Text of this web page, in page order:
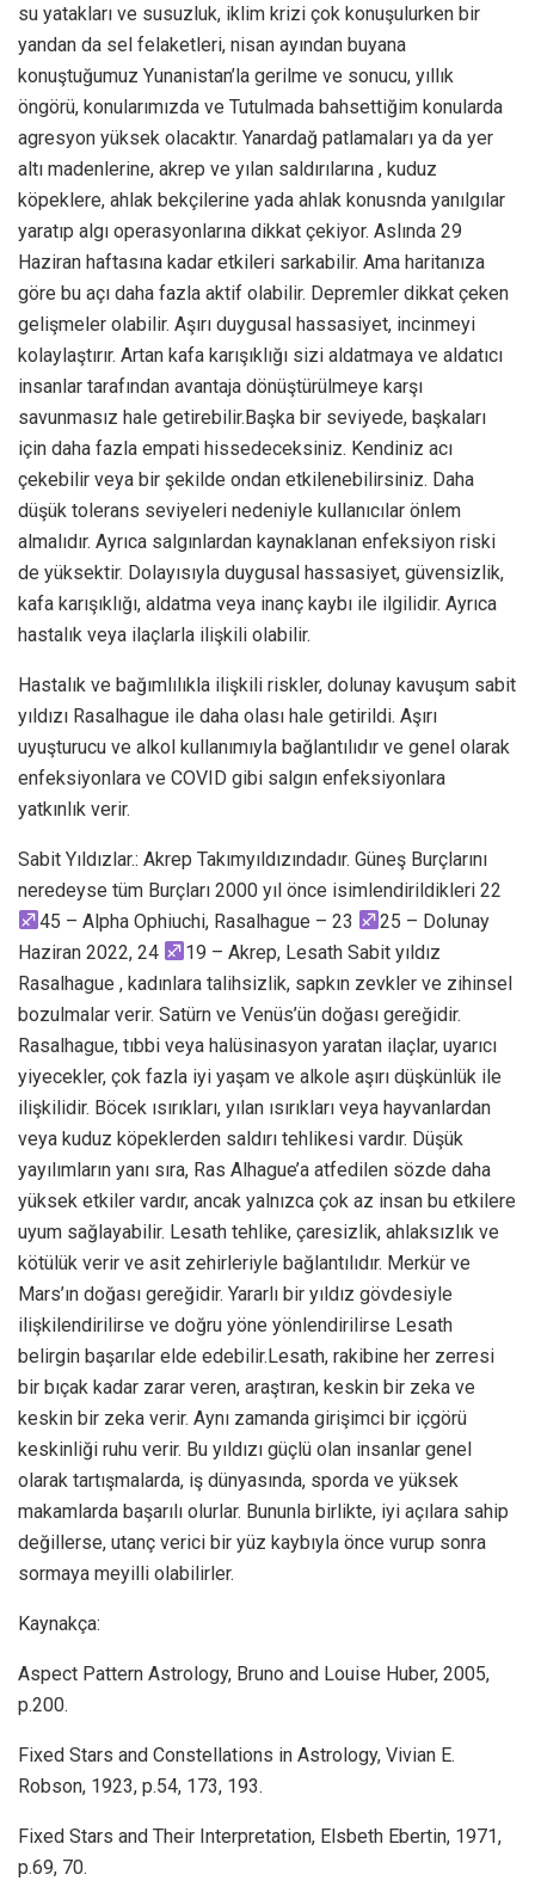
su yatakları ve susuzluk, iklim krizi çok konuşulurken bir
yandan da sel felaketleri, nisan ayından buyana
konuştuğumuz Yunanistan’la gerilme ve sonucu, yıllık
öngörü, konularımızda ve Tutulmada bahsettiğim konularda
agresyon yüksek olacaktır. Yanardağ patlamaları ya da yer
altı madenlerine, akrep ve yılan saldırılarına , kuduz
köpeklere, ahlak bekçilerine yada ahlak konusnda yanılgılar
yaratıp algı operasyonlarına dikkat çekiyor. Aslında 29
Haziran haftasına kadar etkileri sarkabilir. Ama haritanıza
göre bu açı daha fazla aktif olabilir. Depremler dikkat çeken
gelişmeler olabilir. Aşırı duygusal hassasiyet, incinmeyi
kolaylaştırır. Artan kafa karışıklığı sizi aldatmaya ve aldatıcı
insanlar tarafından avantaja dönüştürülmeye karşı
savunmasız hale getirebilir.Başka bir seviyede, başkaları
için daha fazla empati hissedeceksiniz. Kendiniz acı
çekebilir veya bir şekilde ondan etkilenebilirsiniz. Daha
düşük tolerans seviyeleri nedeniyle kullanıcılar önlem
almalıdır. Ayrıca salgınlardan kaynaklanan enfeksiyon riski
de yüksektir. Dolayısıyla duygusal hassasiyet, güvensizlik,
kafa karışıklığı, aldatma veya inanç kaybı ile ilgilidir. Ayrıca
hastalık veya ilaçlarla ilişkili olabilir.
Hastalık ve bağımlılıkla ilişkili riskler, dolunay kavuşum sabit
yıldızı Rasalhague ile daha olası hale getirildi. Aşırı
uyuşturucu ve alkol kullanımıyla bağlantılıdır ve genel olarak
enfeksiyonlara ve COVID gibi salgın enfeksiyonlara
yatkınlık verir.
Sabit Yıldızlar.: Akrep Takımyıldızındadır. Güneş Burçlarını
neredeyse tüm Burçları 2000 yıl önce isimlendirildikleri 22
45 – Alpha Ophiuchi, Rasalhague – 23
25 – Dolunay
Haziran 2022, 24
19 – Akrep, Lesath Sabit yıldız
Rasalhague , kadınlara talihsizlik, sapkın zevkler ve zihinsel
bozulmalar verir. Satürn ve Venüs’ün doğası gereğidir.
Rasalhague, tıbbi veya halüsinasyon yaratan ilaçlar, uyarıcı
yiyecekler, çok fazla iyi yaşam ve alkole aşırı düşkünlük ile
ilişkilidir. Böcek ısırıkları, yılan ısırıkları veya hayvanlardan
veya kuduz köpeklerden saldırı tehlikesi vardır. Düşük
yayılımların yanı sıra, Ras Alhague’a atfedilen sözde daha
yüksek etkiler vardır, ancak yalnızca çok az insan bu etkilere
uyum sağlayabilir. Lesath tehlike, çaresizlik, ahlaksızlık ve
kötülük verir ve asit zehirleriyle bağlantılıdır. Merkür ve
Mars’ın doğası gereğidir. Yararlı bir yıldız gövdesiyle
ilişkilendirilirse ve doğru yöne yönlendirilirse Lesath
belirgin başarılar elde edebilir.Lesath, rakibine her zerresi
bir bıçak kadar zarar veren, araştıran, keskin bir zeka ve
keskin bir zeka verir. Aynı zamanda girişimci bir içgörü
keskinliği ruhu verir. Bu yıldızı güçlü olan insanlar genel
olarak tartışmalarda, iş dünyasında, sporda ve yüksek
makamlarda başarılı olurlar. Bununla birlikte, iyi açılara sahip
değillerse, utanç verici bir yüz kaybıyla önce vurup sonra
sormaya meyilli olabilirler.
Kaynakça:
Aspect Pattern Astrology, Bruno and Louise Huber, 2005,
p.200.
Fixed Stars and Constellations in Astrology, Vivian E.
Robson, 1923, p.54, 173, 193.
Fixed Stars and Their Interpretation, Elsbeth Ebertin, 1971,
p.69, 70.